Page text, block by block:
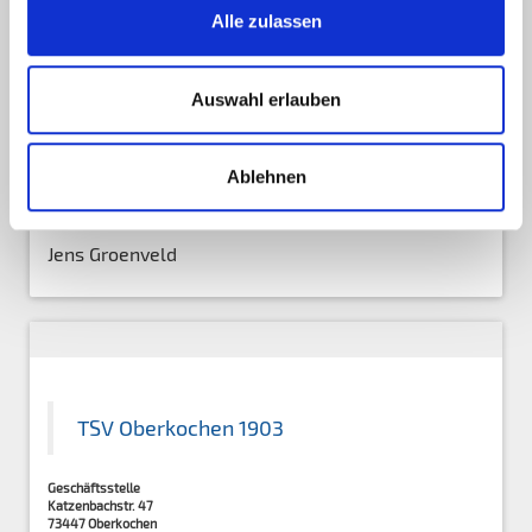
Alle zulassen
Auswahl erlauben
Ablehnen
Ansprechpartner
Abteilungsleiter:
Florian Baumer 07364/9555283
Stv. Abteilungsleiter:
Jens Groenveld
TSV Oberkochen 1903
Geschäftsstelle
Katzenbachstr. 47
73447 Oberkochen